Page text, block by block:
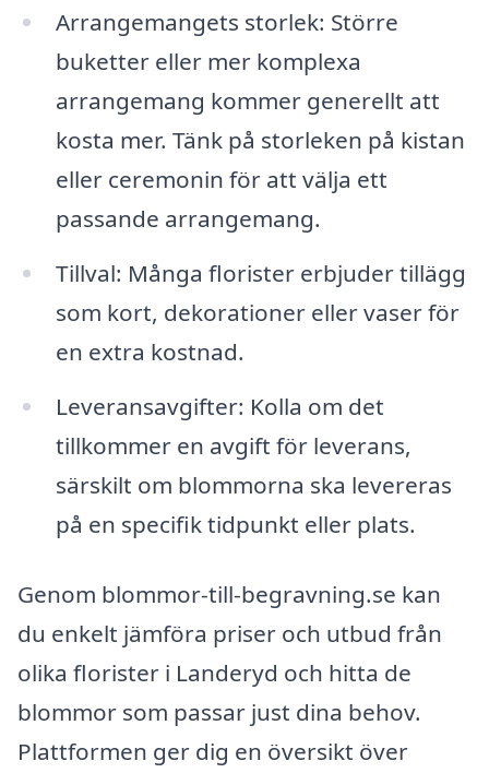
Arrangemangets storlek: Större
buketter eller mer komplexa
arrangemang kommer generellt att
kosta mer. Tänk på storleken på kistan
eller ceremonin för att välja ett
passande arrangemang.
Tillval: Många florister erbjuder tillägg
som kort, dekorationer eller vaser för
en extra kostnad.
Leveransavgifter: Kolla om det
tillkommer en avgift för leverans,
särskilt om blommorna ska levereras
på en specifik tidpunkt eller plats.
Genom blommor-till-begravning.se kan
du enkelt jämföra priser och utbud från
olika florister i Landeryd och hitta de
blommor som passar just dina behov.
Plattformen ger dig en översikt över